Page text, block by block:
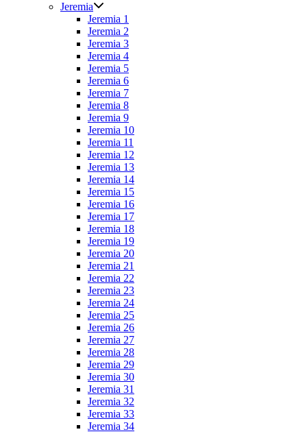
Jeremia
Jeremia 1
Jeremia 2
Jeremia 3
Jeremia 4
Jeremia 5
Jeremia 6
Jeremia 7
Jeremia 8
Jeremia 9
Jeremia 10
Jeremia 11
Jeremia 12
Jeremia 13
Jeremia 14
Jeremia 15
Jeremia 16
Jeremia 17
Jeremia 18
Jeremia 19
Jeremia 20
Jeremia 21
Jeremia 22
Jeremia 23
Jeremia 24
Jeremia 25
Jeremia 26
Jeremia 27
Jeremia 28
Jeremia 29
Jeremia 30
Jeremia 31
Jeremia 32
Jeremia 33
Jeremia 34